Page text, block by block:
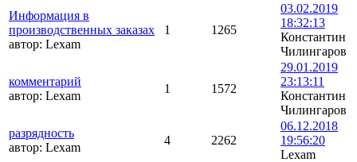
Информация в
производственных заказах
автор: Lexam
1 1265
03.02.2019
18:32:13
Константин
Чилингаров
комментарий
автор: Lexam
1 1572
29.01.2019
23:13:11
Константин
Чилингаров
разрядность
автор: Lexam
4 2262
06.12.2018
19:56:20
Lexam